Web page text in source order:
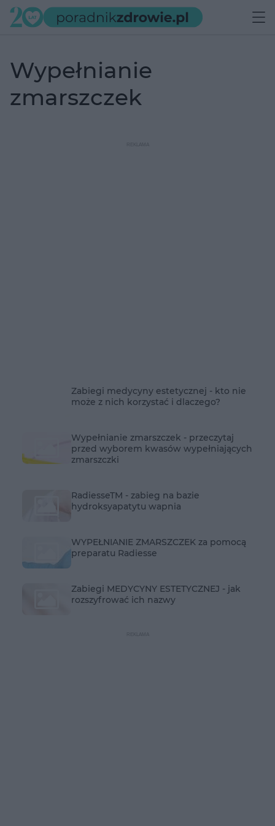
Wypełnianie
zmarszczek
Zabiegi medycyny estetycznej - kto nie
może z nich korzystać i dlaczego?
Wypełnianie zmarszczek - przeczytaj
przed wyborem kwasów wypełniających
zmarszczki
RadiesseTM - zabieg na bazie
hydroksyapatytu wapnia
WYPEŁNIANIE ZMARSZCZEK za pomocą
preparatu Radiesse
Zabiegi MEDYCYNY ESTETYCZNEJ - jak
rozszyfrować ich nazwy